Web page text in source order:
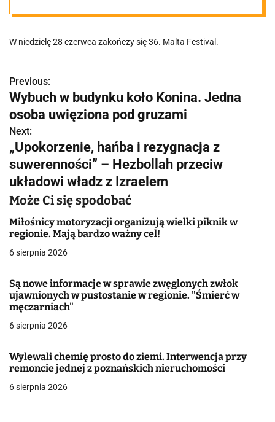
przez kilka dni
przyciągało w
przestrzeni
miasta naszą
uwagę
W niedzielę 28 czerwca zakończy się 36. Malta Festival.
N
a
w
i
g
a
c
j
w
p
s
u
Previous:
Wybuch w budynku koło Konina. Jedna
osoba uwięziona pod gruzami
Next:
„Upokorzenie, hańba i rezygnacja z
suwerenności” – Hezbollah przeciw
układowi władz z Izraelem
Może Ci się spodobać
Miłośnicy motoryzacji organizują wielki piknik w
regionie. Mają bardzo ważny cel!
6 sierpnia 2026
Są nowe informacje w sprawie zwęglonych zwłok
ujawnionych w pustostanie w regionie. "Śmierć w
męczarniach"
6 sierpnia 2026
Wylewali chemię prosto do ziemi. Interwencja przy
remoncie jednej z poznańskich nieruchomości
6 sierpnia 2026